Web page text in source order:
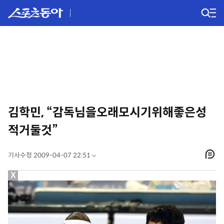
김학민, “감독님을오래모시기위해좋은성
적거둘것”
기사수정 2009-04-07 22:51
X